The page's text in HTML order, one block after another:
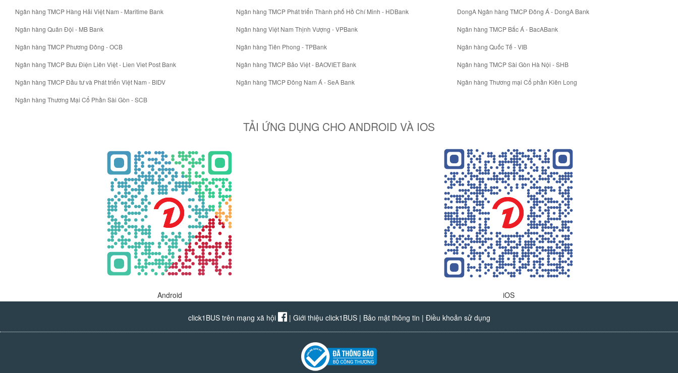
Ngân hàng TMCP Hàng Hải Việt Nam - Maritime Bank
Ngân hàng Quân Đội - MB Bank
Ngân hàng TMCP Phương Đông - OCB
Ngân hàng TMCP Bưu Điện Liên Việt - Lien Viet Post Bank
Ngân hàng TMCP Đầu tư và Phát triển Việt Nam - BIDV
Ngân hàng Thương Mại Cổ Phần Sài Gòn - SCB
Ngân hàng TMCP Phát triển Thành phố Hồ Chí Minh - HDBank
Ngân hàng Việt Nam Thịnh Vượng - VPBank
Ngân hàng Tiên Phong - TPBank
Ngân hàng TMCP Bảo Việt - BAOVIET Bank
Ngân hàng TMCP Đông Nam Á - SeA Bank
DongA Ngân hàng TMCP Đông Á - DongA Bank
Ngân hàng TMCP Bắc Á - BacABank
Ngân hàng Quốc Tế - VIB
Ngân hàng TMCP Sài Gòn Hà Nội - SHB
Ngân hàng Thương mại Cổ phần Kiên Long
TẢI ỨNG DỤNG CHO ANDROID VÀ IOS
Android iOS
click1BUS trên mạng xã hội | Giới thiệu click1BUS| Bảo mật thông tin | Điều khoản sử dụng